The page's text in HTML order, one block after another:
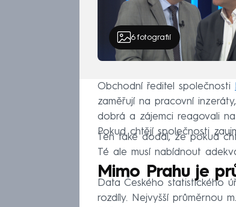
6fotografií
Obchodní ředitel společnosti
zaměřují na pracovní
dobrá a zájemci reagovali
Pokud chtějí společnosti
Ten také dodal, že pokud
Té ale musí nabídnout
Mimo Prahu je
Data Českého statistického
rozdíly. Nejvyšší průměrnou